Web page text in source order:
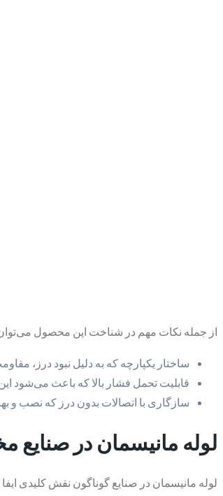
از جمله نکات مهم در شناخت این محصول
ساختار یکپارچه که به دلیل نبود درز،
قابلیت تحمل فشار بالا که باعث می‌شود
سازگاری با اتصالات بدون درز که نصب و
لوله مانیسمان در صنایع
لوله مانیسمان در صنایع گوناگون نقش کلیدی